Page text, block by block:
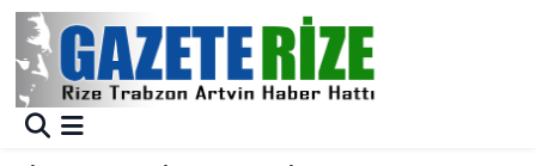
BÖLGEMİZ
Merkez Nöbetçi Eczaneler